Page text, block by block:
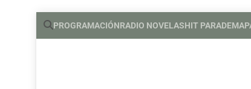
Saltar
PROGRAMACIÓNRADIO NOVELASHIT PARADE